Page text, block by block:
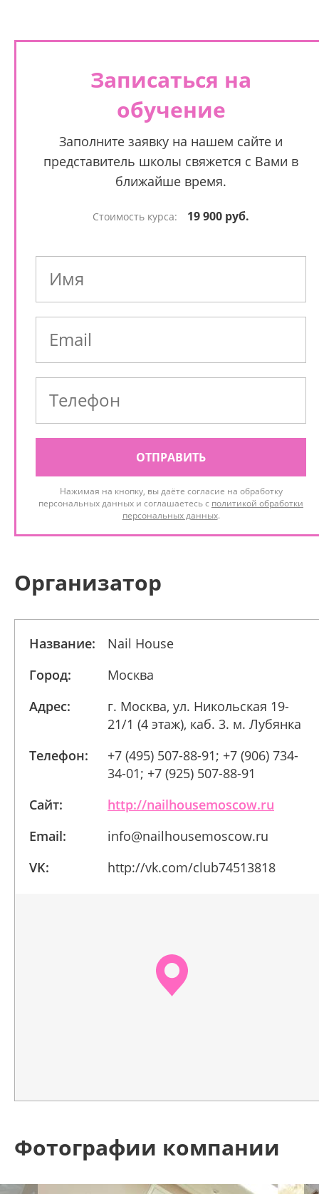
Записаться на
обучение
Заполните заявку на нашем сайте и
представитель школы свяжется с Вами в
ближайше время.
Стоимость курса: 19 900 руб.
ОТПРАВИТЬ
Нажимая на кнопку, вы даёте согласие на обработку
персональных данных и соглашаетесь с политикой обработки
персональных данных.
Организатор
Название:
Nail House
Город:
Москва
Адрес:
г. Москва, ул. Никольская 19-
21/1 (4 этаж), каб. 3. м. Лубянка
Телефон:
+7 (495) 507-88-91; +7 (906) 734-
34-01; +7 (925) 507-88-91
Сайт:
http://nailhousemoscow.ru
Email:
info@nailhousemoscow.ru
VK:
http://vk.com/club74513818
Фотографии компании